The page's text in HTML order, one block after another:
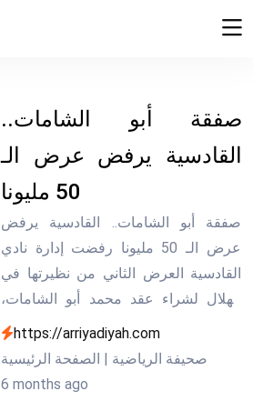
صفقة أبو الشامات..
القادسية يرفض عرض الـ
50 مليونا
صفقة أبو الشامات.. القادسية يرفض
عرض الـ 50 مليونا رفضت إدارة نادي
القادسية العرض الثاني من نظيرتها في
الهلال لشراء عقد محمد أبو الشامات،
https://arriyadiyah.com
صحيفة الرياضية | الصفحة الرئيسية
6 months ago